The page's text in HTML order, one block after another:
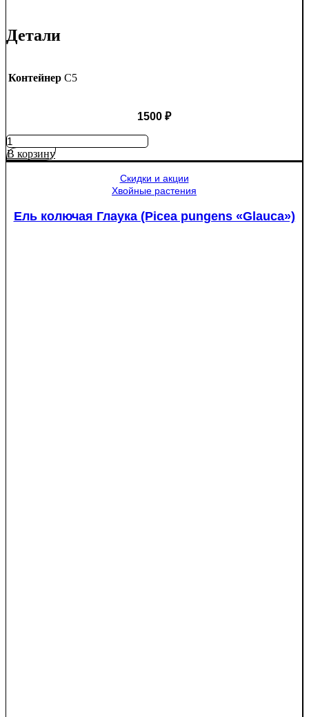
Детали
Контейнер C5
1500 ₽
Количество
товара
Яблоня
В корзину
Скидки и акции
Хвойные растения
Ель колючая Глаука (Picea pungens «Glauca»)